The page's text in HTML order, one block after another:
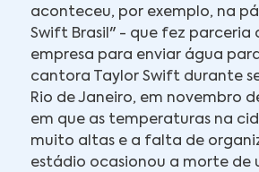
aconteceu, por exemplo, na
Swift Brasil" - que fez parceria
empresa para enviar água
cantora Taylor Swift durante
Rio de Janeiro, em novembro
em que as temperaturas na
muito altas e a falta de
estádio ocasionou a morte de